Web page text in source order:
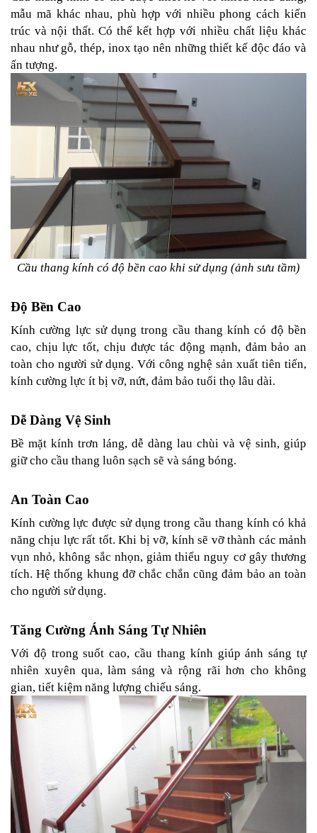
mẫu mã khác nhau, phù hợp với nhiều phong cách kiến
trúc và nội thất. Có thể kết hợp với nhiều chất liệu khác
nhau như gỗ, thép, inox tạo nên những thiết kế độc đáo và
ấn tượng.
Cầu thang kính có độ bền cao khi sử dụng (ảnh sưu tầm)
Độ Bền Cao
Kính cường lực sử dụng trong cầu thang kính có độ bền
cao, chịu lực tốt, chịu được tác động mạnh, đảm bảo an
toàn cho người sử dụng. Với công nghệ sản xuất tiên tiến,
kính cường lực ít bị vỡ, nứt, đảm bảo tuổi thọ lâu dài.
Dễ Dàng Vệ Sinh
Bề mặt kính trơn láng, dễ dàng lau chùi và vệ sinh, giúp
giữ cho cầu thang luôn sạch sẽ và sáng bóng.
An Toàn Cao
Kính cường lực được sử dụng trong cầu thang kính có khả
năng chịu lực rất tốt. Khi bị vỡ, kính sẽ vỡ thành các mảnh
vụn nhỏ, không sắc nhọn, giảm thiểu nguy cơ gây thương
tích. Hệ thống khung đỡ chắc chắn cũng đảm bảo an toàn
cho người sử dụng.
Tăng Cường Ánh Sáng Tự Nhiên
Với độ trong suốt cao, cầu thang kính giúp ánh sáng tự
nhiên xuyên qua, làm sáng và rộng rãi hơn cho không
gian, tiết kiệm năng lượng chiếu sáng.